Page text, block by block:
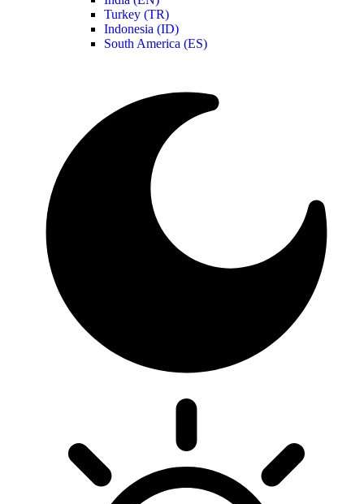
Turkey (TR)
Indonesia (ID)
South America (ES)